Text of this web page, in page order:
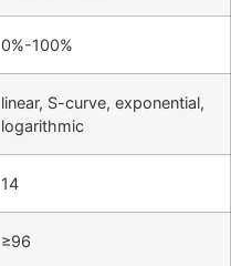
0%-100%
linear, S-curve, exponential,
logarithmic
14
≥96